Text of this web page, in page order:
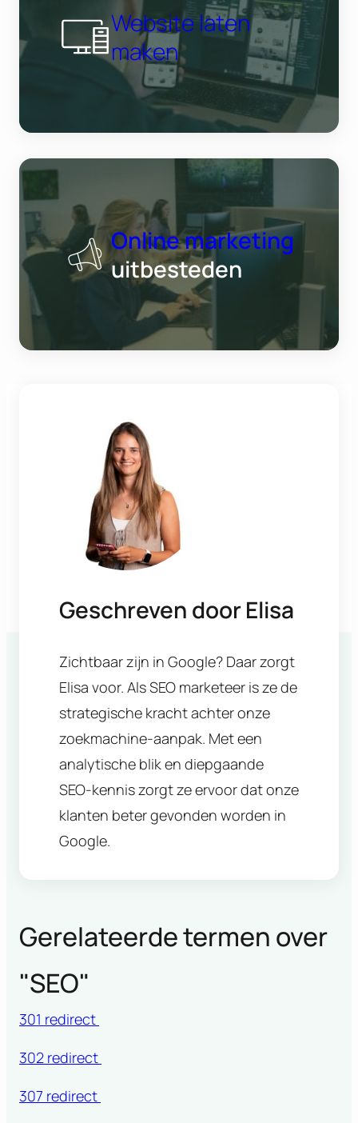
Website laten
maken
Online marketing
uitbesteden
Geschreven doorElisa
Zichtbaar zijn in Google? Daar zorgt
Elisa voor. Als SEO marketeer is ze de
strategische kracht achter onze
zoekmachine-aanpak. Met een
analytische blik en diepgaande
SEO-kennis zorgt ze ervoor dat onze
klanten beter gevonden worden in
Google.
Gerelateerde termen over
"SEO"
301 redirect
302 redirect
307 redirect